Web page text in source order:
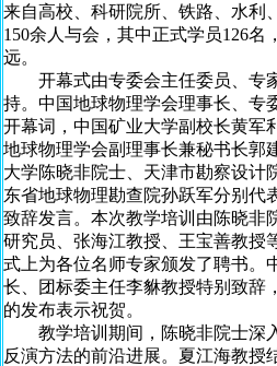
来自高校、科研院所、铁路、水利
150余人与会，其中正式学员126名
远。
开幕式由专委会主任委员、专
持。中国地球物理学会理事长、专
开幕词，中国矿业大学副校长黄军
地球物理学会副理事长兼秘书长郭
大学陈晓非院士、天津市勘察设计
东省地球物理勘查院孙跃军分别代
致辞发言。本次教学培训由陈晓非
研究员、张海江教授、王宝善教授
式上为各位名师专家颁发了聘书。
长、团标委主任李貅教授特别致辞
的发布表示祝贺。
教学培训期间，陈晓非院士深
反演方法的前沿进展。夏江海教授